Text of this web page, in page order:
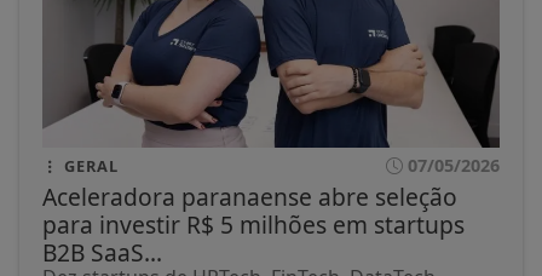
GERAL 07/05/2026
Aceleradora paranaense abre seleção
para investir R$ 5 milhões em startups
B2B SaaS...